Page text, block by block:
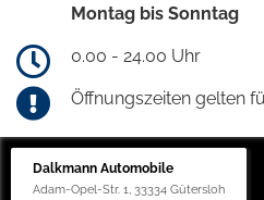
Montag bis Sonntag
0.00 - 24.00 Uhr
Öffnungszeiten gelten
Dalkmann Automobile
Adam-Opel-Str. 1, 33334 Gütersloh